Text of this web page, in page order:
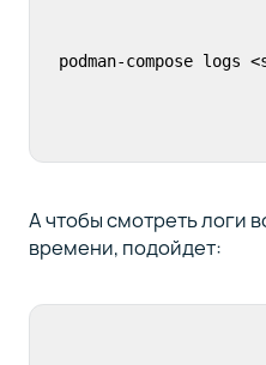
podman-compose logs
А чтобы смотреть логи
времени, подойдет: